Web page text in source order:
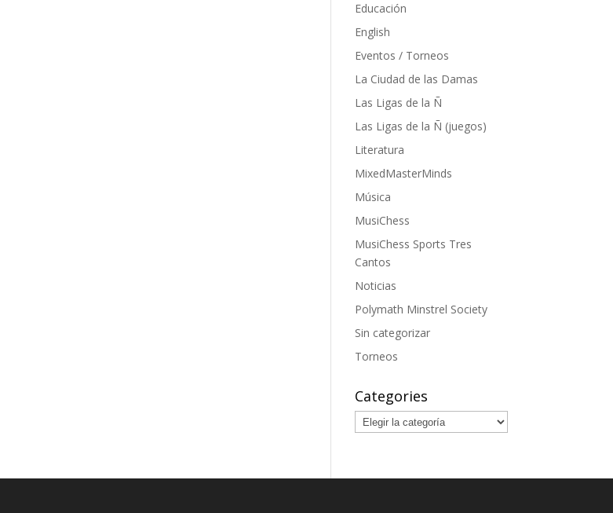
Educación
English
Eventos / Torneos
La Ciudad de las Damas
Las Ligas de la Ñ
Las Ligas de la Ñ (juegos)
Literatura
MixedMasterMinds
Música
MusiChess
MusiChess Sports Tres
Cantos
Noticias
Polymath Minstrel Society
Sin categorizar
Torneos
Categories
Categories